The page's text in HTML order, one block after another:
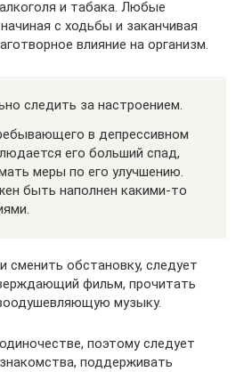
и табака. Любые
с ходьбы и заканчивая
влияние на организм.
следить за настроением.
в депрессивном
его больший спад,
меры по его улучшению.
быть наполнен какими-то
сменить обстановку, следует
фильм, прочитать
музыку.
поэтому следует
поддерживать